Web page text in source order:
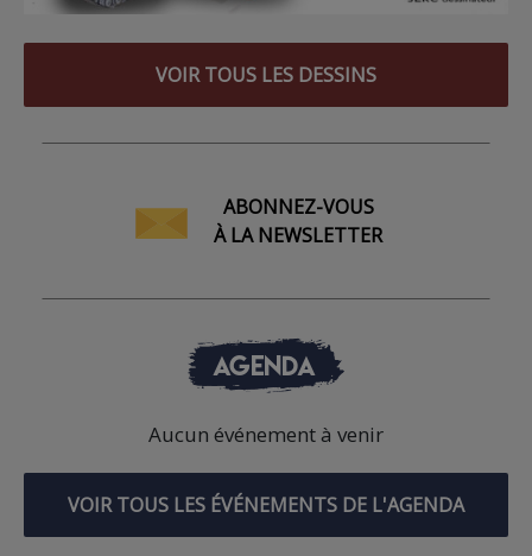
VOIR TOUS LES DESSINS
ABONNEZ-VOUS
À LA NEWSLETTER
AGENDA
Aucun événement à venir
VOIR TOUS LES ÉVÉNEMENTS DE L'AGENDA